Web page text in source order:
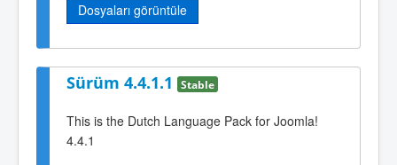
Dosyaları görüntüle
Sürüm 4.4.1.1 Stable
This is the Dutch Language Pack for Joomla!
4.4.1